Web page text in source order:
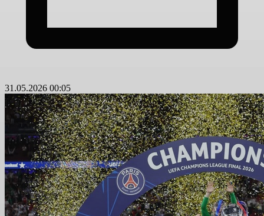
31.05.2026 00:05